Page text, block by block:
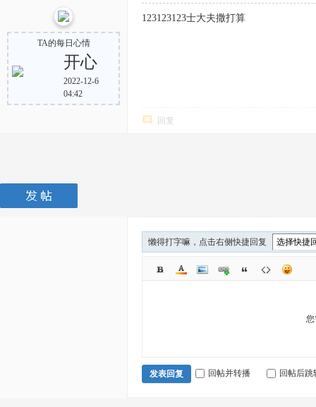
TA的每日心情
开心
2022-12-6
04:42
123123123士大夫撒打算
回复
懒得打字嘛，点击右侧快捷回复
发表回复 回帖并转播 回帖后跳